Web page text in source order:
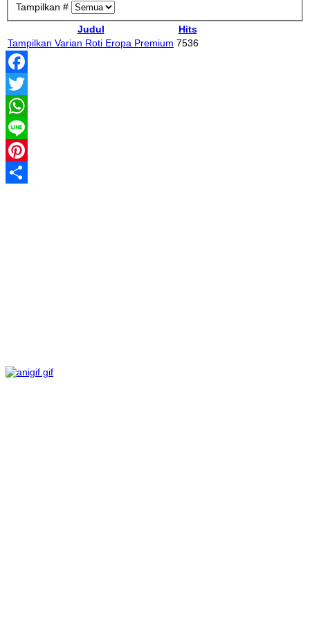
Tampilkan #
Judul
Hits
Tampilkan Varian Roti Eropa Premium 7536
Facebook
Twitter
WhatsApp
Line
Pinterest